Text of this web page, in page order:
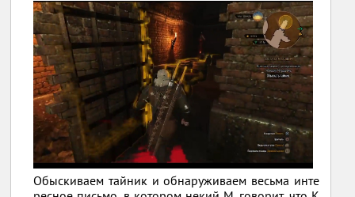
Обыскиваем тайник и обнаруживаем весьма инте